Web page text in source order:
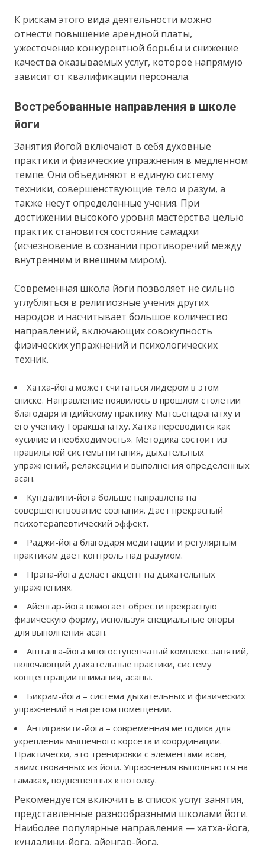
К рискам этого вида деятельности можно
отнести повышение арендной платы,
ужесточение конкурентной борьбы и снижение
качества оказываемых услуг, которое напрямую
зависит от квалификации персонала.
Востребованные направления в школе
йоги
Занятия йогой включают в себя духовные
практики и физические упражнения в медленном
темпе. Они объединяют в единую систему
техники, совершенствующие тело и разум, а
также несут определенные учения. При
достижении высокого уровня мастерства целью
практик становится состояние самадхи
(исчезновение в сознании противоречий между
внутренним и внешним миром).
Современная школа йоги позволяет не сильно
углубляться в религиозные учения других
народов и насчитывает большое количество
направлений, включающих совокупность
физических упражнений и психологических
техник.
Хатха-йога может считаться лидером в этом
списке. Направление появилось в прошлом столетии
благодаря индийскому практику Матсьендранатху и
его ученику Горакшанатху. Хатха переводится как
«усилие и необходимость». Методика состоит из
правильной системы питания, дыхательных
упражнений, релаксации и выполнения определенных
асан.
Кундалини-йога больше направлена на
совершенствование сознания. Дает прекрасный
психотерапевтический эффект.
Раджи-йога благодаря медитации и регулярным
практикам дает контроль над разумом.
Прана-йога делает акцент на дыхательных
упражнениях.
Айенгар-йога помогает обрести прекрасную
физическую форму, используя специальные опоры
для выполнения асан.
Аштанга-йога многоступенчатый комплекс занятий,
включающий дыхательные практики, систему
концентрации внимания, асаны.
Бикрам-йога – система дыхательных и физических
упражнений в нагретом помещении.
Антигравити-йога – современная методика для
укрепления мышечного корсета и координации.
Практически, это тренировки с элементами асан,
заимствованных из йоги. Упражнения выполняются на
гамаках, подвешенных к потолку.
Рекомендуется включить в список услуг занятия,
представленные разнообразными школами йоги.
Наиболее популярные направления — хатха-йога,
кундалини-йога, айенгар-йога.